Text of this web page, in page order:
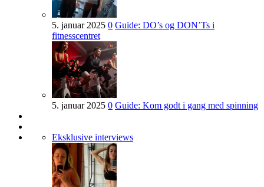
5. januar 2025 0 Guide: DO’s og DON’Ts i
fitnesscentret
5. januar 2025 0 Guide: Kom godt i gang med spinning
Eksklusive interviews